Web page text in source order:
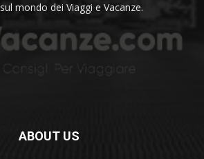
mondo dei Viaggi e Vacanze.
ABOUT US